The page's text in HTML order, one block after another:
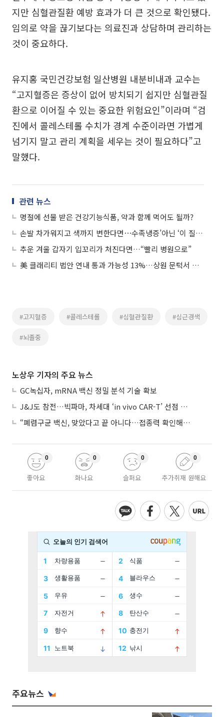
지만 심혈관질환 예방 효과가 더 큰 것으로 확인됐다.
임의로 약을 끊기보다는 의료진과 상담하며 관리하는
것이 중요하다.
유지홍 국민건강보험 일산병원 내분비내과 교수는
“고지혈증은 증상이 없어 방치되기 쉽지만 심혈관질
환으로 이어질 수 있는 중요한 위험요인”이라며 “검
진에서 콜레스테롤 수치가 경계 수준이라면 가볍게
넘기지 말고 관리 계획을 세우는 것이 필요하다”고
말했다.
관련 뉴스
명절에 선물 받은 건강기능식품, 약과 함께 먹어도 될까?
손발 차가워지고 색까지 변한다면⋯수족냉증’아닌 ‘이 질환’
추운 겨울 갑자기 입꼬리가 처진다면…“빨리 병원으로”
美 클래리티 법안 연내 통과 가능성 13%…상원 문턱서 제동
#고지혈증 #콜레스테롤 #심혈관질환 #심근경색
#뇌졸중
노상우 기자의 주요 뉴스
GC녹십자, mRNA 백신 정밀 분석 기술 확보
J&J도 참전…빅파마, 차세대 ‘in vivo CAR-T’ 선점 경쟁 본격화
“폐렴구균 백신, 맞았다고 끝 아니다…접종력 확인해야”
좋아요
0
화나요
0
슬퍼요
0
추가취재 원해요
0
주요뉴스